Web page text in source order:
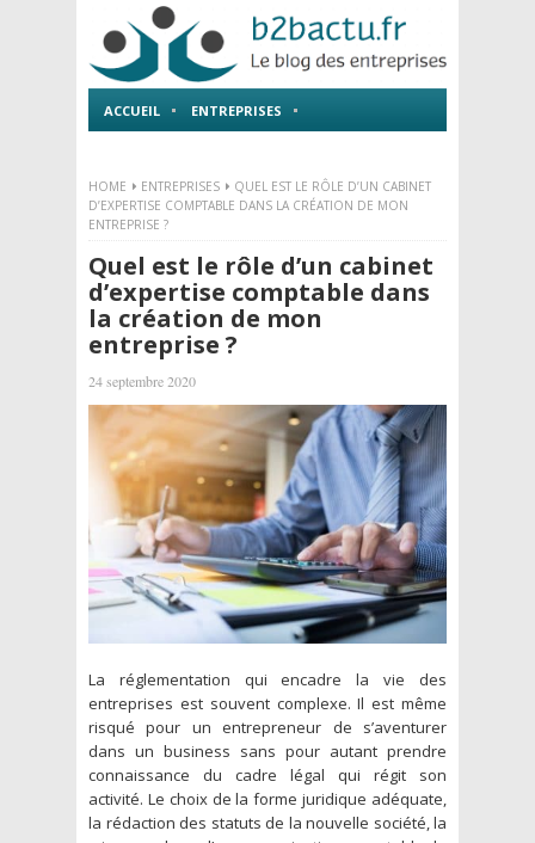
ACCUEIL ENTREPRISES
HOME ENTREPRISES
QUEL EST LE RÔLE D’UN CABINET
D’EXPERTISE COMPTABLE DANS LA CRÉATION DE MON
ENTREPRISE ?
Quel est le rôle d’un cabinet
d’expertise comptable dans
la création de mon
entreprise ?
24 septembre 2020
La réglementation qui encadre la vie des
entreprises est souvent complexe. Il est même
risqué pour un entrepreneur de s’aventurer
dans un business sans pour autant prendre
connaissance du cadre légal qui régit son
activité. Le choix de la forme juridique adéquate,
la rédaction des statuts de la nouvelle société, la